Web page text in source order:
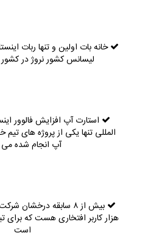
خانه بات اولین و تنها ربات
لیسانس کشور نروژ در
استارت آپ افزایش فالوور
آپ انجام شده می
هزار کاربر افتخاری هست که برای
است